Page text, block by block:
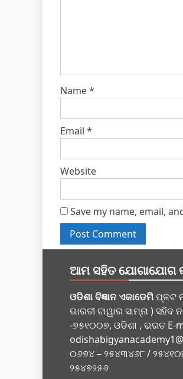
Name*
Email *
Website
Save my name, email,
ଆମ ସହିତ ଯୋଗାଯୋଗ
ଓଡିଶା ବିଜ୍ଞାନ ଏକାଡେମିପ୍ଳଟ
ଭାରତୀ ଟାୱାର ସାମ୍ନା )
-୭୫୧୦୦୭, ଓଡିଶା , ଭରତ E-
୦୬୭୪ – ୨୫୪୩୪୬୮ /
୨୫୪୭୨୫୬